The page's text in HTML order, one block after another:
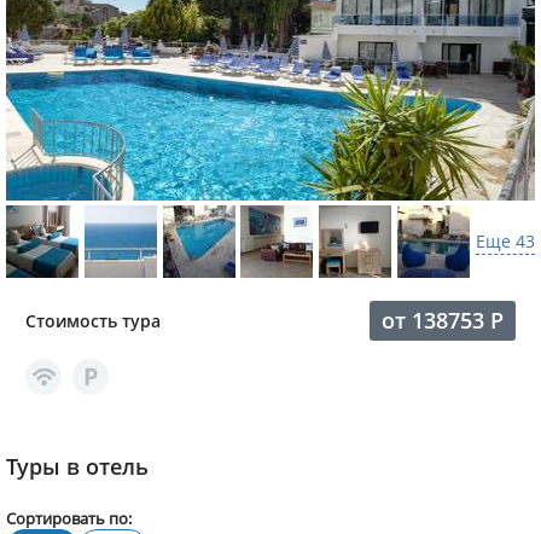
Еще 43
Стоимость тура от 138753 Р
Туры в отель
Сортировать по: